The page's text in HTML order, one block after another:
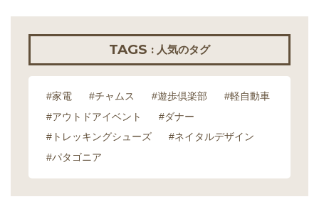
TAGS : 人気のタグ
#家電 #チャムス #遊歩倶楽部
#軽自動車
#アウトドアイベント
#ダナー
#トレッキングシューズ
#ネイタルデザイン
#パタゴニア